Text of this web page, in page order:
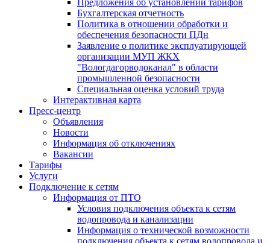
Бухгалтерская отчетность
Политика в отношении обработки и
обеспечения безопасности ПДн
Заявление о политике эксплуатирующей
организации МУП ЖКХ
"Вологдагорводоканал" в области
промышленной безопасности
Специальная оценка условий труда
Интерактивная карта
Пресс-центр
Объявления
Новости
Информация об отключениях
Вакансии
Тарифы
Услуги
Подключение к сетям
Информация от ПТО
Условия подключения объекта к сетям
водопровода и канализации
Информация о технической возможности
подключения объекта к сетям водопровода и